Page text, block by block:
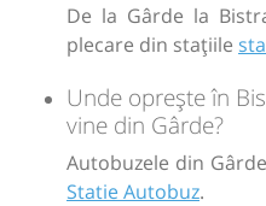
De la Gârde la
plecare din stațiile
Unde oprește în
vine din Gârde?
Autobuzele din
Statie Autobuz.